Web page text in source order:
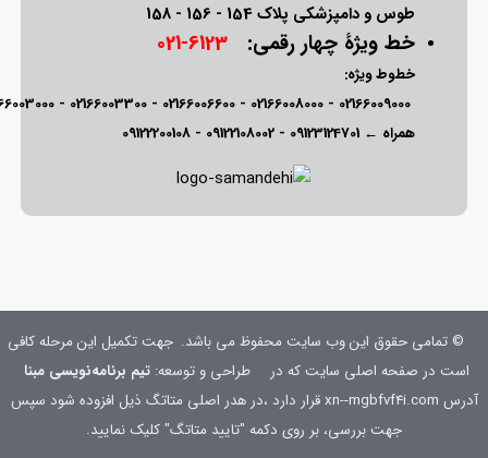
طوس و دامپزشکی پلاک 154 - 156 - 158
خط ویژۀ چهار رقمی:6123-021
خطوط ویژه:
02166009000
-
02166008000
-
02166006600
-
02166003300
-
همراه ← 09123124701
-
09122108002
-
09122200108
© تمامی حقوق این وب سایت محفوظ می باشد.
طراحی و توسعه: تیم برنامه‌نویسی مبنا
جهت تکمیل این مرحله کافی
است در صفحه اصلی سایت که در
آدرس xn--mgbfvf4i.com قرار دارد ،در هدر اصلی متاتگ ذیل افزوده شود
سپس
جهت بررسی، بر روی دکمه "تایید متاتگ" کلیک نمایید.